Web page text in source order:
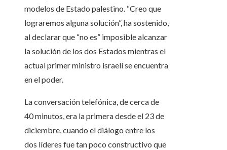
modelos de Estado palestino. “Creo que
lograremos alguna solución”, ha sostenido,
al declarar que “no es” imposible alcanzar
la solución de los dos Estados mientras el
actual primer ministro israelí se encuentra
en el poder.
La conversación telefónica, de cerca de
40 minutos, era la primera desde el 23 de
diciembre, cuando el diálogo entre los
dos líderes fue tan poco constructivo que